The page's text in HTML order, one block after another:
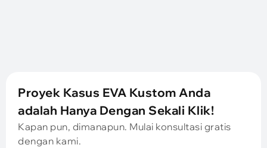
Proyek Kasus EVA Kustom Anda
adalah Hanya Dengan Sekali Klik!
Kapan pun, dimanapun. Mulai konsultasi gratis
dengan kami.